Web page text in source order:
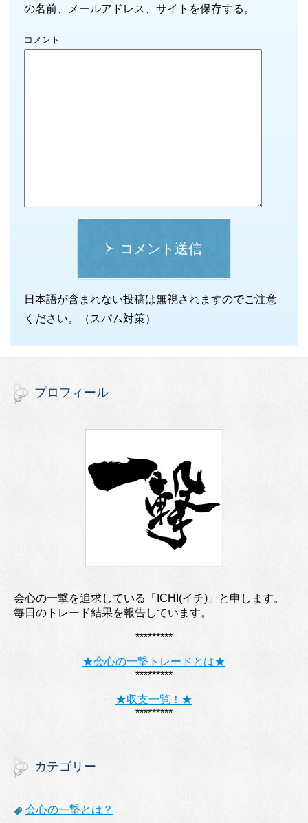
の名前、メールアドレス、サイトを保存する。
コメント
コメント送信
日本語が含まれない投稿は無視されますのでご注意
ください。（スパム対策）
プロフィール
会心の一撃を追求している「ICHI(イチ)」と申します。
毎日のトレード結果を報告しています。
*********
★会心の一撃トレードとは★
*********
★収支一覧！★
*********
カテゴリー
会心の一撃とは？